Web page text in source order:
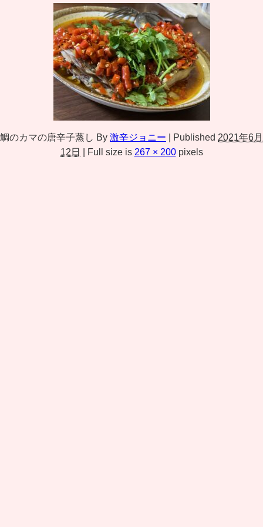
鯛のカマの唐辛子蒸し By 激辛ジョニー Published 2021年6月
12日
Full size is 267 × 200pixels